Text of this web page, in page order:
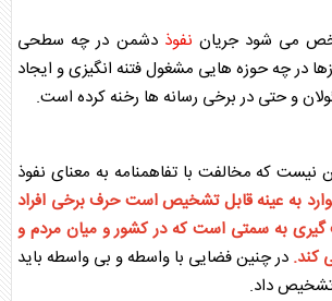
می شود جریان نفوذ دشمن در چه سطحی
در چه حوزه هایی مشغول فتنه انگیزی و ایجاد
و حتی در برخی رسانه ها رخنه کرده است.
نیست که مخالفت باتفاهمنامه به معنای نفوذ
به عینه قابل تشخیص است حرف برخی افراد
به سمتی است که در کشور و میان مردم و
کند. در چنین فضایی با واسطه و بی واسطه باید
داد.